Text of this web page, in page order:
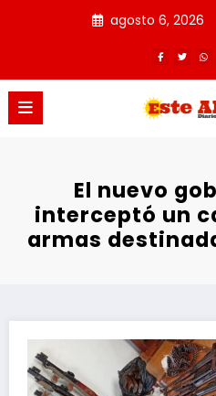
agosto 6, 2026
El nuevo
interceptó un
armas